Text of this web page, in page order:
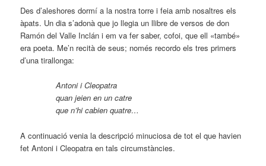
Des d’aleshores dormí a la nostra torre i feia amb nosaltres els
àpats. Un dia s’adonà que jo llegia un llibre de versos de don
Ramón del Valle Inclán i em va fer saber, cofoi, que ell «també»
era poeta. Me’n recità de seus; només recordo els tres primers
d’una tirallonga:
Antoni i Cleopatra
quan jeien en un catre
que n’hi cabien quatre…
A continuació venia la descripció minuciosa de tot el que havien
fet Antoni i Cleopatra en tals circumstàncies.